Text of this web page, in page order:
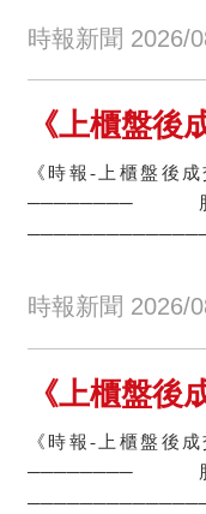
時報新聞 2026/
《上櫃盤後
《時報-上櫃盤後
時報新聞 2026/
《上櫃盤後
《時報-上櫃盤後